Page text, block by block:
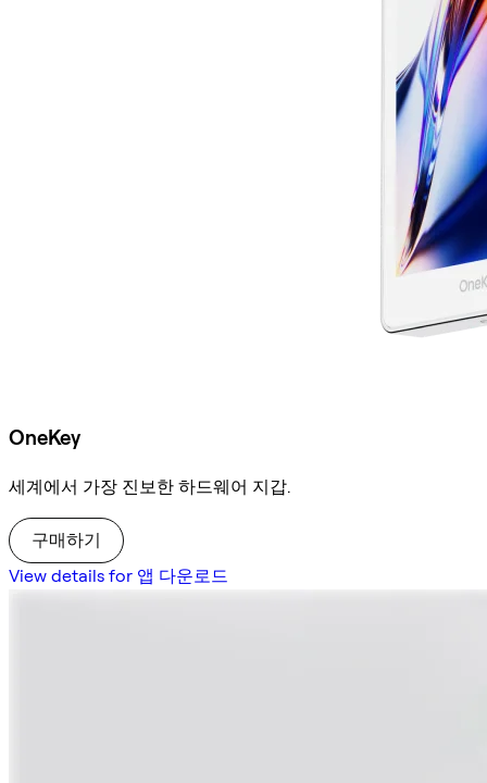
OneKey
세계에서 가장 진보한 하드웨어 지갑.
구매하기
View details for 앱 다운로드